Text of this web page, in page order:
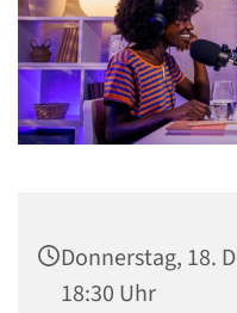
Donnerstag, 18.
18:30 Uhr